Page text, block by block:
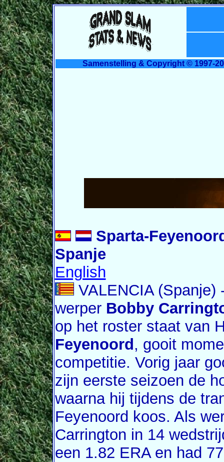
Samenstelling & Copyright © 1997-
Sparta-
Spanje
English
VALENCIA (Spanje)
werper Bobby
op het roster staat van
Feyenoord, gooit
competitie. Vorig jaar
zijn eerste seizoen de
waarna hij tijdens de
Feyenoord koos. Als
Carrington in 14
een 1.82 ERA en had